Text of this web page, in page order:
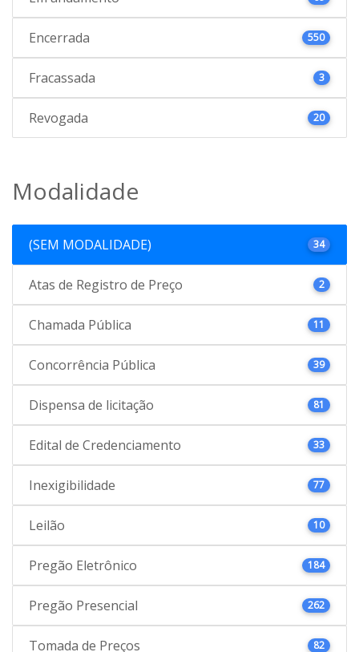
Encerrada 550
Fracassada 3
Revogada 20
Modalidade
(SEM MODALIDADE) 34
Atas de Registro de Preço 2
Chamada Pública 11
Concorrência Pública 39
Dispensa de licitação 81
Edital de Credenciamento 33
Inexigibilidade 77
Leilão 10
Pregão Eletrônico 184
Pregão Presencial 262
Tomada de Preços 82